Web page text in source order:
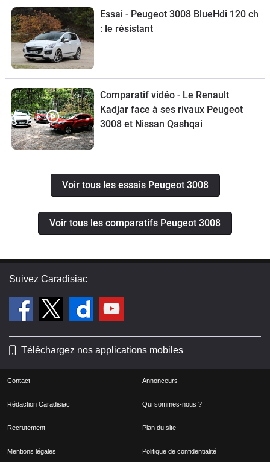
Essai - Peugeot 3008 BlueHdi 120 ch
: le résistant
Comparatif vidéo - Le Renault
Kadjar face à ses rivaux Peugeot
3008 et Nissan Qashqai
Voir tous les essais Peugeot 3008
Voir tous les comparatifs Peugeot 3008
Suivez Caradisiac
Téléchargez nos applications mobiles
Contact Annonceurs
Rédaction Caradisiac Qui sommes-nous ?
Recrutement Plan du site
Mentions légales Politique de confidentialité